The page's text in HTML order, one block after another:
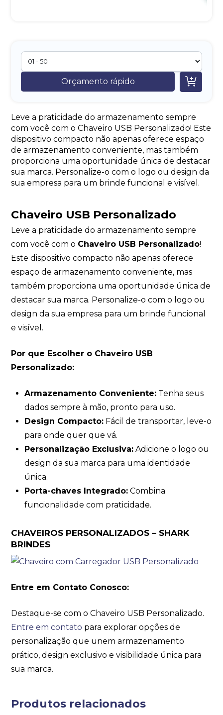
Orçamento rápido 
Leve a praticidade do armazenamento sempre
com você com o Chaveiro USB Personalizado! Este
dispositivo compacto não apenas oferece espaço
de armazenamento conveniente, mas também
proporciona uma oportunidade única de destacar
sua marca. Personalize-o com o logo ou design da
sua empresa para um brinde funcional e visível.
Chaveiro USB Personalizado
Leve a praticidade do armazenamento sempre
com você com o Chaveiro USB Personalizado!
Este dispositivo compacto não apenas oferece
espaço de armazenamento conveniente, mas
também proporciona uma oportunidade única de
destacar sua marca. Personalize-o com o logo ou
design da sua empresa para um brinde funcional
e visível.
Por que Escolher o Chaveiro USB
Personalizado:
Armazenamento Conveniente:Tenha seus
dados sempre à mão, pronto para uso.
Design Compacto:Fácil de transportar, leve-o
para onde quer que vá.
Personalização Exclusiva:Adicione o logo ou
design da sua marca para uma identidade
única.
Porta-chaves Integrado:Combina
funcionalidade com praticidade.
CHAVEIROS PERSONALIZADOS – SHARK
BRINDES
Entre em Contato Conosco:
Destaque-se com o Chaveiro USB Personalizado.
Entre em contato para explorar opções de
personalização que unem armazenamento
prático, design exclusivo e visibilidade única para
sua marca.
Produtos relacionados